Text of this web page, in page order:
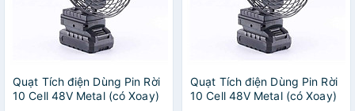
Quạt Tích điện Dùng Pin Rời
10 Cell 48V Metal (có Xoay)
Quạt Tích điện Dùng Pin Rời
10 Cell 48V Metal (có Xoay)